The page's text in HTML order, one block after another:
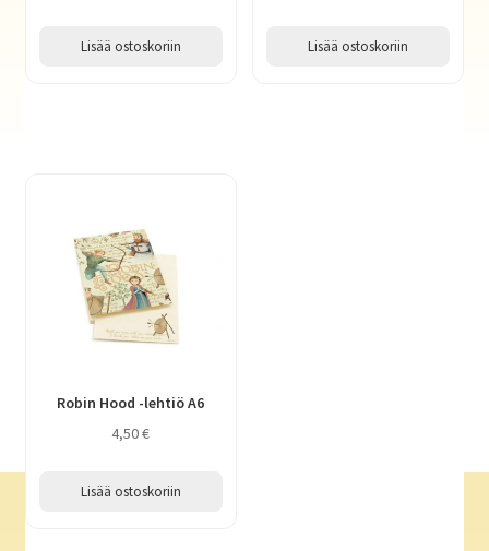
Lisää ostoskoriin Lisää ostoskoriin
Robin Hood -lehtiö A6
4,50€
Lisää ostoskoriin